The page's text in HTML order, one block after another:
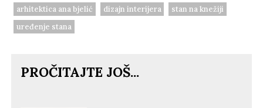
arhitektica ana bjelić dizajn interijera
stan na knežiji
uređenje stana
PROČITAJTE JOŠ...